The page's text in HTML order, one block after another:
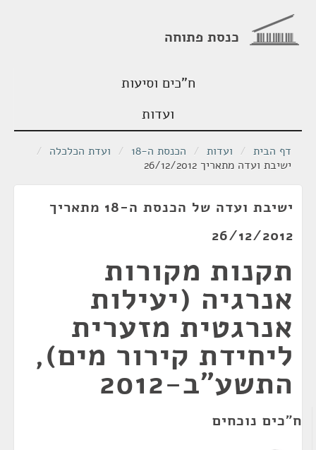
כנסת פתוחה
ח"כים וסיעות
ועדות
דף הבית / ועדות / הכנסת ה-18 / ועדת הכלכלה /
ישיבת ועדה מתאריך 26/12/2012
ישיבת ועדה של הכנסת ה-18 מתאריך
26/12/2012
תקנות מקורות
אנרגיה (יעילות
אנרגטית מזערית
ליחידת קירור מים),
התשע"ב-2012
ח"כים נוכחים